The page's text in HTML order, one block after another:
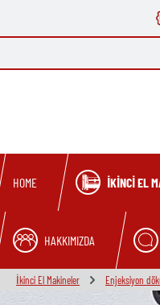
Skip to main
HOME İKINCI EL
HAKKIMIZDA
İkinci El Makineler Enjeksiyon